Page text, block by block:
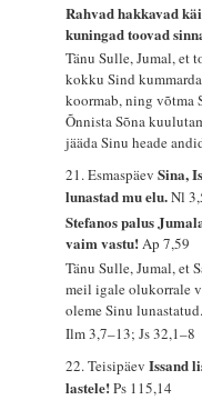
Rahvad hakkavad
kuningad toovad
Tänu Sulle, Jumal, et
kokku Sind
koormab, ning võtma
Õnnista Sõna
jääda Sinu heade
21. EsmaspäevSina,
lunastad mu elu.Nl
Stefanos palus
vaim vastu!Ap 7,59
Tänu Sulle, Jumal, et
meil igale olukorrale
oleme Sinu lunastatud.
Ilm 3,7–13; Js 32,1–8
22. TeisipäevIssand
lastele!Ps 115,14